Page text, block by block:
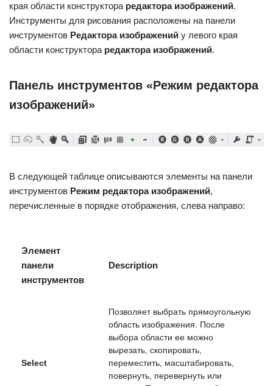
края области конструктора редактора изображений.
Инструменты для рисования расположены на панели
инструментов Редактора изображений у левого края
области конструктора редактора изображений.
Панель инструментов «Режим редактора
изображений»
В следующей таблице описываются элементы на панели
инструментов Режим редактора изображений,
перечисленные в порядке отображения, слева направо:
Элемент
панели
инструментов
Description
Select
Позволяет выбрать прямоугольную
область изображения. После
выбора области ее можно
вырезать, скопировать,
переместить, масштабировать,
повернуть, перевернуть или